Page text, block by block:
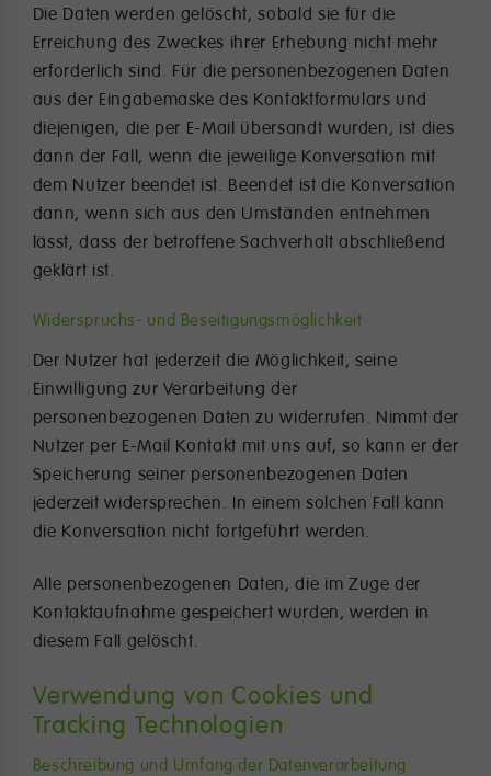
Die Daten werden gelöscht, sobald sie für die
Erreichung des Zweckes ihrer Erhebung nicht mehr
erforderlich sind. Für die personenbezogenen Daten
aus der Eingabemaske des Kontaktformulars und
diejenigen, die per E-Mail übersandt wurden, ist dies
dann der Fall, wenn die jeweilige Konversation mit
dem Nutzer beendet ist. Beendet ist die Konversation
dann, wenn sich aus den Umständen entnehmen
lässt, dass der betroffene Sachverhalt abschließend
geklärt ist.
Widerspruchs- und Beseitigungsmöglichkeit
Der Nutzer hat jederzeit die Möglichkeit, seine
Einwilligung zur Verarbeitung der
personenbezogenen Daten zu widerrufen. Nimmt der
Nutzer per E-Mail Kontakt mit uns auf, so kann er der
Speicherung seiner personenbezogenen Daten
jederzeit widersprechen. In einem solchen Fall kann
die Konversation nicht fortgeführt werden.
Alle personenbezogenen Daten, die im Zuge der
Kontaktaufnahme gespeichert wurden, werden in
diesem Fall gelöscht.
Verwendung von Cookies und
Tracking Technologien
Beschreibung und Umfang der Datenverarbeitung